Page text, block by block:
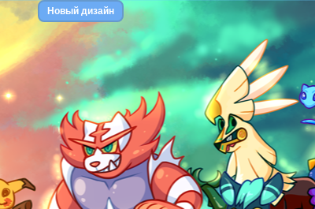
Новый дизайн